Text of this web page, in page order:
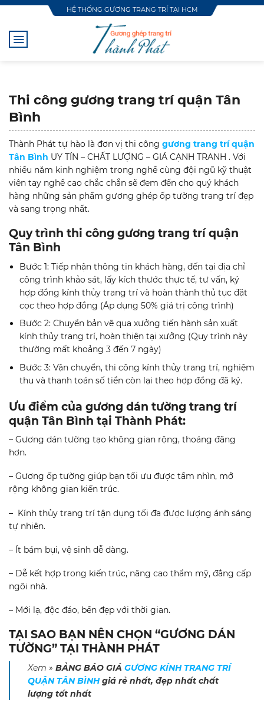
Skip
content
HỆ THỐNG GƯƠNG TRANG TRÍ TẠI HCM
Thi công gương trang trí quận Tân
Bình
Thành Phát tự hào là đơn vị thi công gương trang trí quận
Tân Bình UY TÍN – CHẤT LƯỢNG – GIÁ CẠNH TRANH . Với
nhiều năm kinh nghiệm trong nghề cùng đội ngũ kỹ thuật
viên tay nghề cao chắc chắn sẽ đem đến cho quý khách
hàng những sản phẩm gương ghép ốp tường trang trí đẹp
và sang trọng nhất.
Quy trình thi công gương trang trí quận
Tân Bình
Bước 1: Tiếp nhận thông tin khách hàng, đến tại địa chỉ
công trình khảo sát, lấy kích thước thực tế, tư vấn, ký
hợp đồng kính thủy trang trí và hoàn thành thủ tục đặt
cọc theo hợp đồng (Áp dụng 50% giá trị công trình)
Bước 2: Chuyển bản vẽ qua xưởng tiến hành sản xuất
kính thủy trang trí, hoàn thiện tại xưởng (Quy trình này
thường mất khoảng 3 đến 7 ngày)
Bước 3: Vận chuyển, thi công kính thủy trang trí, nghiệm
thu và thanh toán số tiền còn lại theo hợp đồng đã ký.
Ưu điểm của gương dán tường trang trí
quận Tân Bình tại Thành Phát:
– Gương dán tường tạo không gian rộng, thoáng đãng
hơn.
– Gương ốp tường giúp bạn tối ưu được tầm nhìn, mở
rộng không gian kiến trúc.
– Kính thủy trang trí tận dụng tối đa được lượng ánh sáng
tự nhiên.
– Ít bám bụi, vệ sinh dễ dàng.
– Dễ kết hợp trong kiến trúc, nâng cao thẩm mỹ, đẳng cấp
ngôi nhà.
– Mới lạ, độc đáo, bền đẹp với thời gian.
TẠI SAO BẠN NÊN CHỌN “GƯƠNG DÁN
TƯỜNG” TẠI THÀNH PHÁT
Xem » BẢNG BÁO GIÁ GƯƠNG KÍNH TRANG TRÍ
QUẬN TÂN BÌNHgiá rẻ nhất, đẹp nhất chất
lượng tốt nhất